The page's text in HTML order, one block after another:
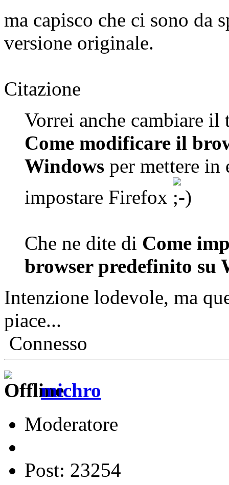
ma capisco che ci sono da
versione originale.
Citazione
Vorrei anche cambiare il
Come modificare il
Windows per mettere in
impostare Firefox
Che ne dite di Come
browser predefinito su
Intenzione lodevole, ma
piace...
Connesso
michro
Moderatore
Post: 23254